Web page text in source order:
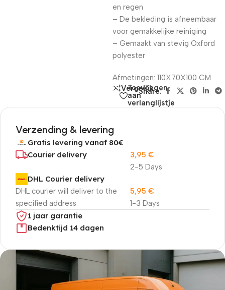
en regen
– De bekleding is afneembaar
voor gemakkelijke reiniging
– Gemaakt van stevig Oxford
polyester
Afmetingen: 110X70X100 CM
Vergelijk
Toevoegen
aan
verlanglijstje
Share:
Verzending & levering
Gratis levering vanaf 80€
Courier delivery
2-5 Days
3,95 €
DHL Courier delivery
DHL courier will deliver to the
specified address
1-3 Days
5,95 €
1 jaar garantie
Bedenktijd 14 dagen